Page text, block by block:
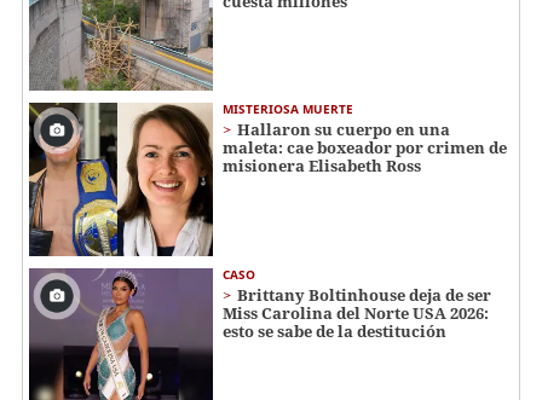
MISTERIOSA MUERTE
Hallaron su cuerpo en una
maleta: cae boxeador por crimen de
misionera Elisabeth Ross
CASO
Brittany Boltinhouse deja de ser
Miss Carolina del Norte USA 2026:
esto se sabe de la destitución